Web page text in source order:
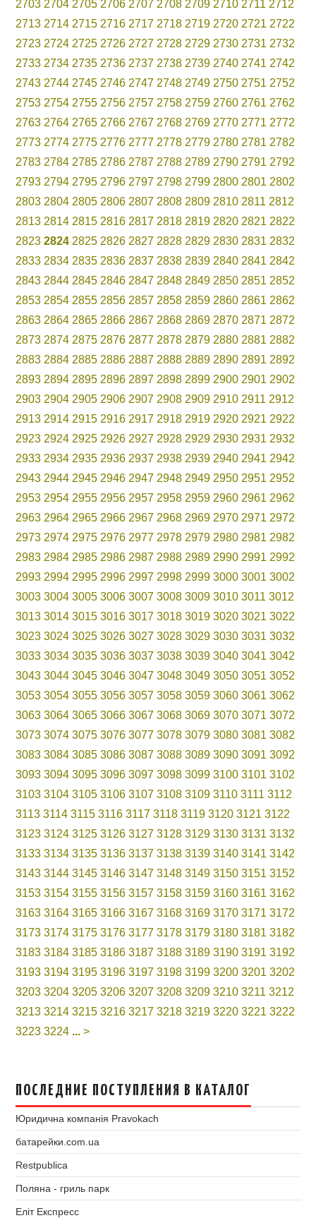
2703 2704 2705 2706 2707 2708 2709 2710 2711 2712
2713 2714 2715 2716 2717 2718 2719 2720 2721 2722
2723 2724 2725 2726 2727 2728 2729 2730 2731 2732
2733 2734 2735 2736 2737 2738 2739 2740 2741 2742
2743 2744 2745 2746 2747 2748 2749 2750 2751 2752
2753 2754 2755 2756 2757 2758 2759 2760 2761 2762
2763 2764 2765 2766 2767 2768 2769 2770 2771 2772
2773 2774 2775 2776 2777 2778 2779 2780 2781 2782
2783 2784 2785 2786 2787 2788 2789 2790 2791 2792
2793 2794 2795 2796 2797 2798 2799 2800 2801 2802
2803 2804 2805 2806 2807 2808 2809 2810 2811 2812
2813 2814 2815 2816 2817 2818 2819 2820 2821 2822
2823 2824 2825 2826 2827 2828 2829 2830 2831 2832
2833 2834 2835 2836 2837 2838 2839 2840 2841 2842
2843 2844 2845 2846 2847 2848 2849 2850 2851 2852
2853 2854 2855 2856 2857 2858 2859 2860 2861 2862
2863 2864 2865 2866 2867 2868 2869 2870 2871 2872
2873 2874 2875 2876 2877 2878 2879 2880 2881 2882
2883 2884 2885 2886 2887 2888 2889 2890 2891 2892
2893 2894 2895 2896 2897 2898 2899 2900 2901 2902
2903 2904 2905 2906 2907 2908 2909 2910 2911 2912
2913 2914 2915 2916 2917 2918 2919 2920 2921 2922
2923 2924 2925 2926 2927 2928 2929 2930 2931 2932
2933 2934 2935 2936 2937 2938 2939 2940 2941 2942
2943 2944 2945 2946 2947 2948 2949 2950 2951 2952
2953 2954 2955 2956 2957 2958 2959 2960 2961 2962
2963 2964 2965 2966 2967 2968 2969 2970 2971 2972
2973 2974 2975 2976 2977 2978 2979 2980 2981 2982
2983 2984 2985 2986 2987 2988 2989 2990 2991 2992
2993 2994 2995 2996 2997 2998 2999 3000 3001 3002
3003 3004 3005 3006 3007 3008 3009 3010 3011 3012
3013 3014 3015 3016 3017 3018 3019 3020 3021 3022
3023 3024 3025 3026 3027 3028 3029 3030 3031 3032
3033 3034 3035 3036 3037 3038 3039 3040 3041 3042
3043 3044 3045 3046 3047 3048 3049 3050 3051 3052
3053 3054 3055 3056 3057 3058 3059 3060 3061 3062
3063 3064 3065 3066 3067 3068 3069 3070 3071 3072
3073 3074 3075 3076 3077 3078 3079 3080 3081 3082
3083 3084 3085 3086 3087 3088 3089 3090 3091 3092
3093 3094 3095 3096 3097 3098 3099 3100 3101 3102
3103 3104 3105 3106 3107 3108 3109 3110 3111 3112
3113 3114 3115 3116 3117 3118 3119 3120 3121 3122
3123 3124 3125 3126 3127 3128 3129 3130 3131 3132
3133 3134 3135 3136 3137 3138 3139 3140 3141 3142
3143 3144 3145 3146 3147 3148 3149 3150 3151 3152
3153 3154 3155 3156 3157 3158 3159 3160 3161 3162
3163 3164 3165 3166 3167 3168 3169 3170 3171 3172
3173 3174 3175 3176 3177 3178 3179 3180 3181 3182
3183 3184 3185 3186 3187 3188 3189 3190 3191 3192
3193 3194 3195 3196 3197 3198 3199 3200 3201 3202
3203 3204 3205 3206 3207 3208 3209 3210 3211 3212
3213 3214 3215 3216 3217 3218 3219 3220 3221 3222
3223 3224 ... >
ПОСЛЕДНИЕ ПОСТУПЛЕНИЯ В КАТАЛОГ
Юридична компанія Pravokach
батарейки.com.ua
Restpublica
Поляна - гриль парк
Еліт Експресс